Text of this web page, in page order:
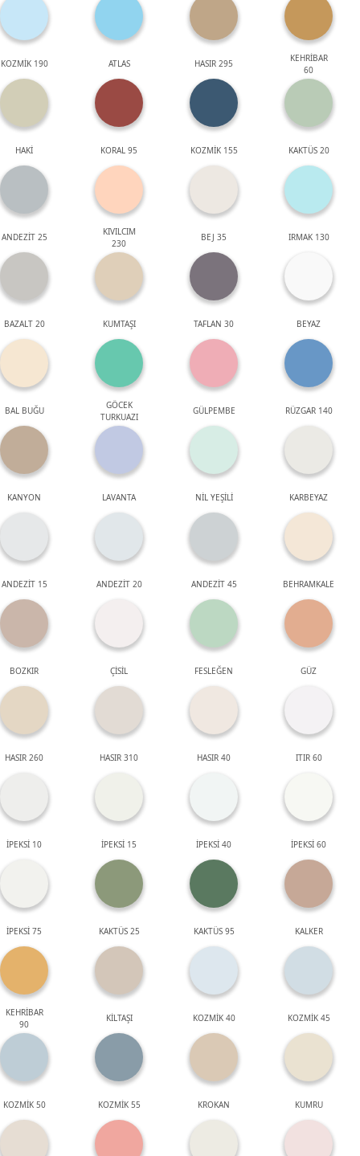
KOZMİK 190 ATLAS HASIR 295
KEHRİBAR
60
HAKİ KORAL 95 KOZMİK 155 KAKTÜS 20
ANDEZİT 25
KIVILCIM
230
BEJ 35 IRMAK 130
BAZALT 20 KUMTAŞI TAFLAN 30 BEYAZ
BAL BUĞU
GÖCEK
TURKUAZI
GÜLPEMBE RÜZGAR 140
KANYON LAVANTA NİL YEŞİLİ KARBEYAZ
ANDEZİT 15 ANDEZİT 20 ANDEZİT 45 BEHRAMKALE
BOZKIR ÇİSİL FESLEĞEN GÜZ
HASIR 260 HASIR 310 HASIR 40 ITIR 60
İPEKSİ 10 İPEKSİ 15 İPEKSİ 40 İPEKSİ 60
İPEKSİ 75 KAKTÜS 25 KAKTÜS 95 KALKER
KEHRİBAR
90
KİLTAŞI KOZMİK 40 KOZMİK 45
KOZMİK 50 KOZMİK 55 KROKAN KUMRU